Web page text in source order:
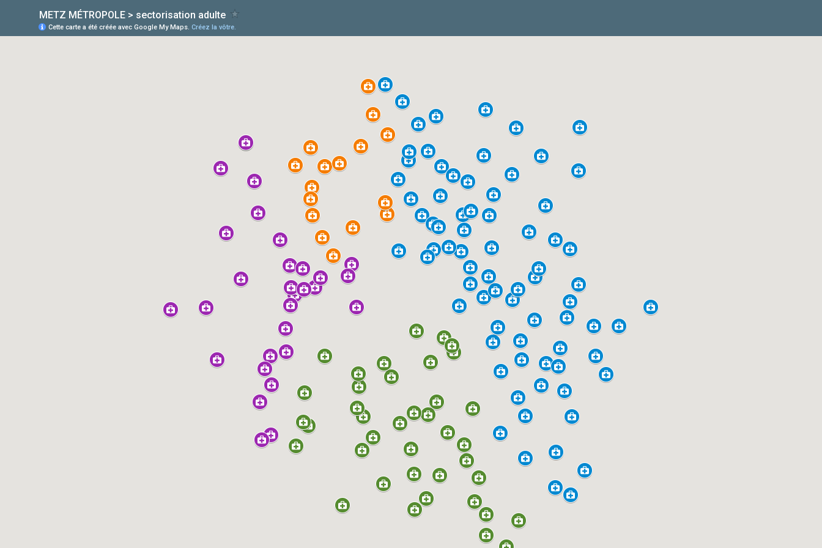
METZ MÉTROPOLE > sectorisation adulte
Cette carte a été créée avec Google My Maps. Créez la vôtre.